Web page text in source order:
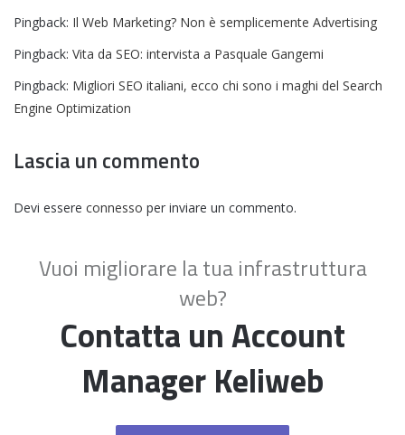
Pingback: Il Web Marketing? Non è semplicemente Advertising
Pingback: Vita da SEO: intervista a Pasquale Gangemi
Pingback: Migliori SEO italiani, ecco chi sono i maghi del Search
Engine Optimization
Lascia un commento
Devi essere connesso per inviare un commento.
Vuoi migliorare la tua infrastruttura
web?
Contatta un Account
Manager Keliweb